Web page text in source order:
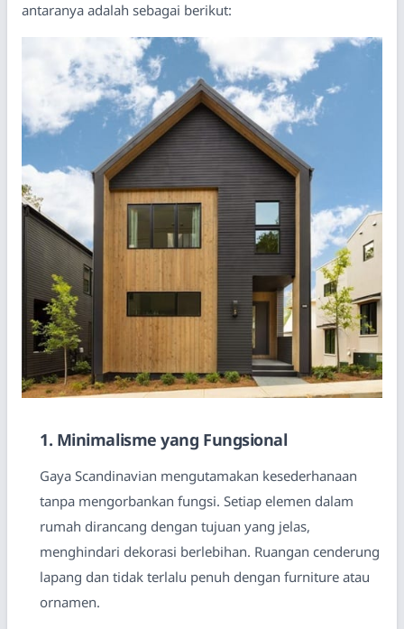
antaranya adalah sebagai berikut:
1. Minimalisme yang Fungsional
Gaya Scandinavian mengutamakan kesederhanaan
tanpa mengorbankan fungsi. Setiap elemen dalam
rumah dirancang dengan tujuan yang jelas,
menghindari dekorasi berlebihan. Ruangan cenderung
lapang dan tidak terlalu penuh dengan furniture atau
ornamen.